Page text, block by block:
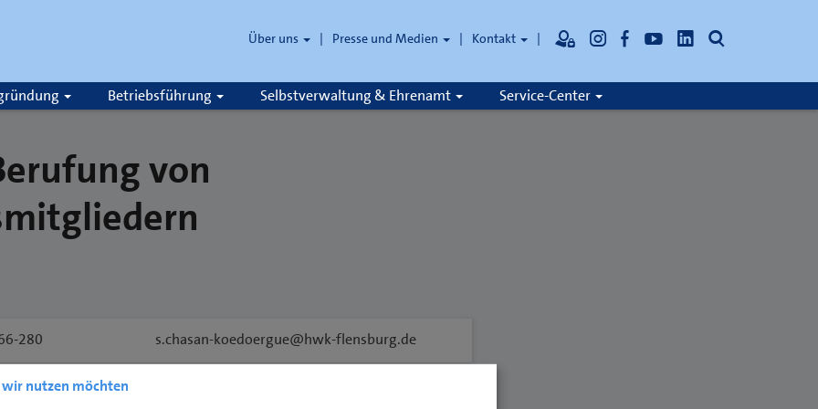
Über uns Presse und Medien Kontakt
Betriebsführung Selbstverwaltung & Ehrenamt Service-Center
von
280 s.chasan-koedoergue@hwk-flensburg.de
nutzen möchten